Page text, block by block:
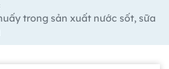
trong sản xuất nước sốt, sữa